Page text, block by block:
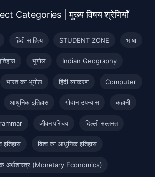
Categories | मुख्य विषय श्रेणियाँ
हिंदी साहित्य STUDENT ZONE भाषा
भूगोल Indian Geography
भारत का भूगोल हिंदी व्याकरण Computer
आधुनिक इतिहास गोदान उपन्यास कहानी
जीवन परिचय दिल्ली सल्तनत
इतिहास विश्व का आधुनिक इतिहास
अर्थशास्त्र (Monetary Economics)